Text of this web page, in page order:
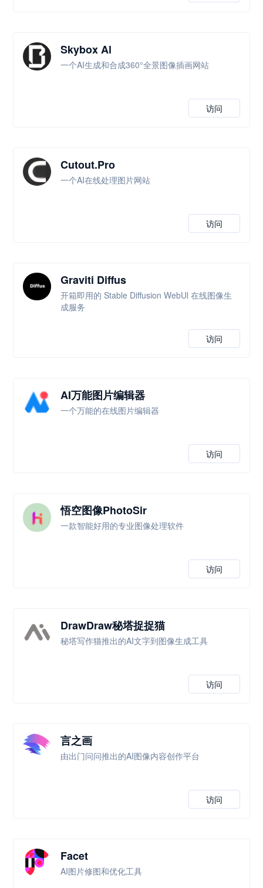
Skybox Al
一个AI生成和合成360°全景图像插画网站
访问
Cutout.Pro
一个AI在线处理图片网站
访问
Graviti Diffus
开箱即用的 Stable Diffusion WebUl 在线图像生
成服务
访问
AI万能图片编辑器
一个万能的在线图片编辑器
访问
悟空图像PhotoSir
一款智能好用的专业图像处理软件
访问
DrawDraw秘塔捉捉猫
秘塔写作猫推出的AI文字到图像生成工具
访问
言之画
由出门问问推出的AI图像内容创作平台
访问
Facet
AI图片修图和优化工具